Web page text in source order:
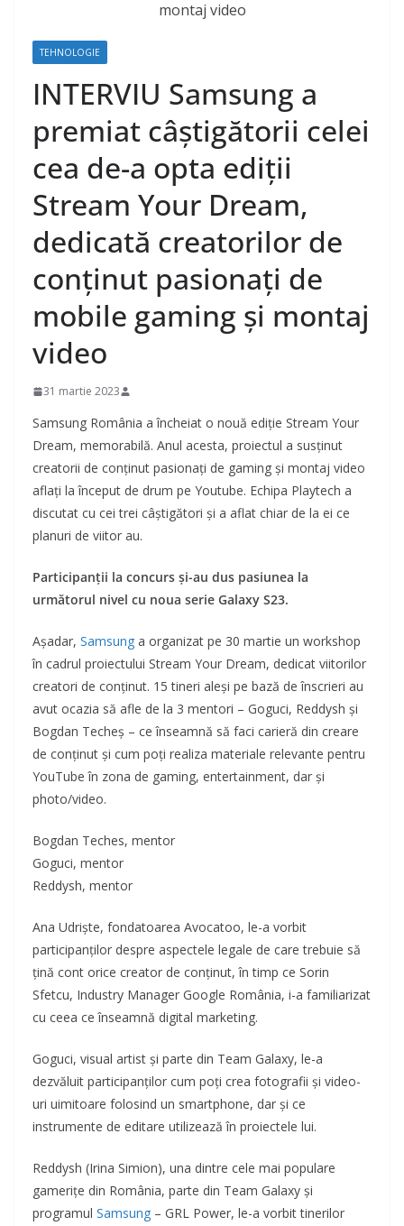
TEHNOLOGIE
INTERVIU Samsung a
premiat câștigătorii celei
cea de-a opta ediții
Stream Your Dream,
dedicată creatorilor de
conținut pasionați de
mobile gaming și montaj
video
31 martie 2023
Samsung România a încheiat o nouă ediție Stream Your
Dream, memorabilă. Anul acesta, proiectul a susținut
creatorii de conținut pasionați de gaming și montaj video
aflați la început de drum pe Youtube. Echipa Playtech a
discutat cu cei trei câștigători și a aflat chiar de la ei ce
planuri de viitor au.
Participanții la concurs și-au dus pasiunea la
următorul nivel cu noua serie Galaxy S23.
Așadar, Samsung a organizat pe 30 martie un workshop
în cadrul proiectului Stream Your Dream, dedicat viitorilor
creatori de conținut. 15 tineri aleși pe bază de înscrieri au
avut ocazia să afle de la 3 mentori – Goguci, Reddysh și
Bogdan Techeș – ce înseamnă să faci carieră din creare
de conținut și cum poți realiza materiale relevante pentru
YouTube în zona de gaming, entertainment, dar și
photo/video.
Bogdan Teches, mentor
Goguci, mentor
Reddysh, mentor
Ana Udriște, fondatoarea Avocatoo, le-a vorbit
participanților despre aspectele legale de care trebuie să
țină cont orice creator de conținut, în timp ce Sorin
Sfetcu, Industry Manager Google România, i-a familiarizat
cu ceea ce înseamnă digital marketing.
Goguci, visual artist și parte din Team Galaxy, le-a
dezvăluit participanților cum poți crea fotografii și video-
uri uimitoare folosind un smartphone, dar și ce
instrumente de editare utilizează în proiectele lui.
Reddysh (Irina Simion), una dintre cele mai populare
gamerițe din România, parte din Team Galaxy și
programul Samsung – GRL Power, le-a vorbit tinerilor